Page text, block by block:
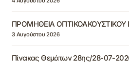
ΠΡΟΜΗΘΕΙΑ
3 Αυγούστου 2026
Πίνακας Θεμάτων 28ης/28-07-